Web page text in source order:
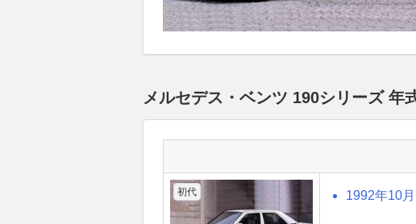
メルセデス・ベンツ 190シリーズ 年
初代 1992年10